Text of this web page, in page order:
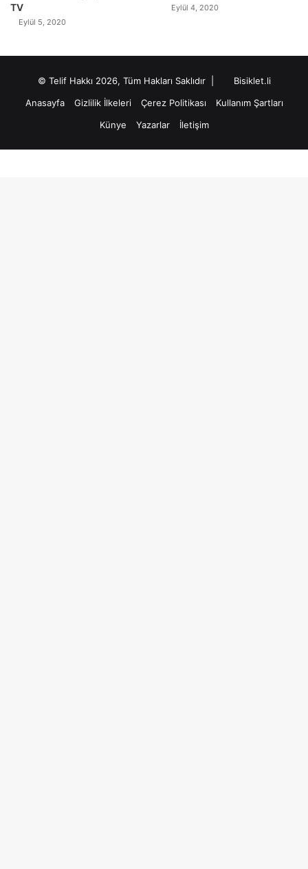
TV
Eylül 5, 2020
Eylül 4, 2020
© Telif Hakkı 2026, Tüm Hakları Saklıdır |
Bisiklet.li
Anasayfa
Gizlilik İlkeleri Çerez Politikası
Kullanım Şartları
Künye
Yazarlar İletişim